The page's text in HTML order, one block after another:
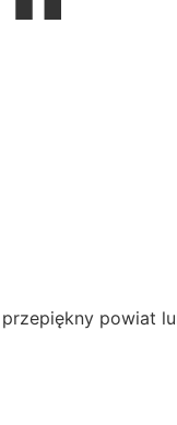
powiat